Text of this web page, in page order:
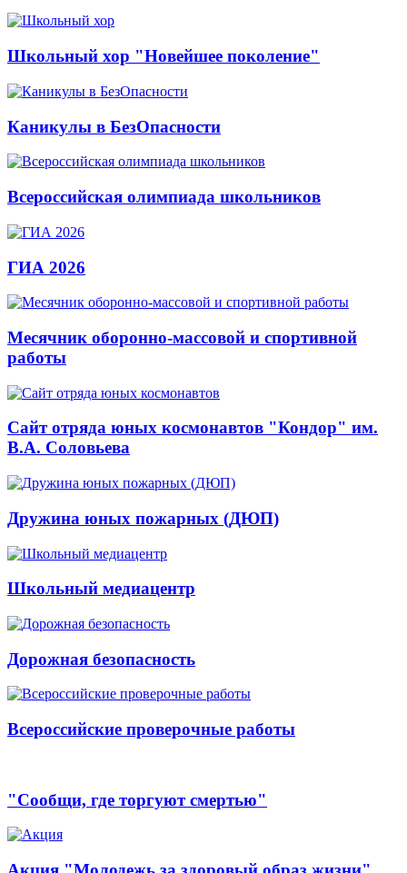
Школьный хор "Новейшее поколение"
Каникулы в БезОпасности
Всероссийская олимпиада школьников
ГИА 2026
Месячник оборонно-массовой и спортивной
работы
Сайт отряда юных космонавтов "Кондор" им.
В.А. Соловьева
Дружина юных пожарных (ДЮП)
Школьный медиацентр
Дорожная безопасность
Всероссийские проверочные работы
"Сообщи, где торгуют смертью"